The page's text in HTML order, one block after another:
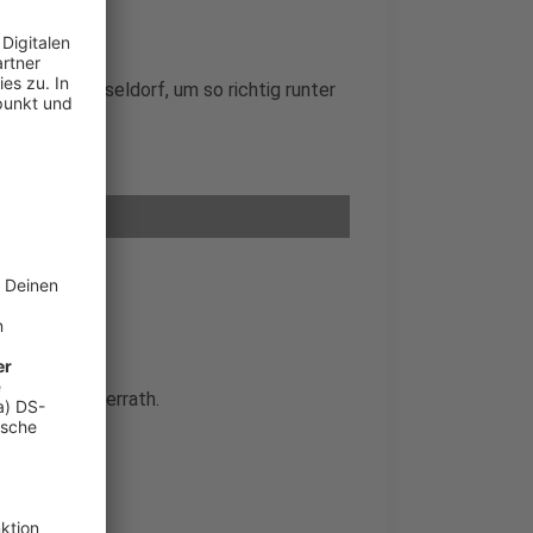
in Düsseldorf, um so richtig runter
in Unterrath.